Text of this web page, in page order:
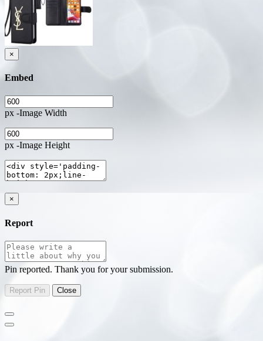
×
Embed
px -Image Width
px -Image Height
×
Report
Pin reported. Thank you for your submission.